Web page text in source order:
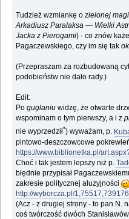
Tudzież wzmiankę ozielonej
Arkadiusz Paralaksa — Wielki
Jacka z Pierogami) - co znów
Pagaczewskiego, czy im się tak
(Przepraszam za rozbudowaną
podobieństw nie dało rady.)
Edit:
Poguglaniu widzę, że otwarte
wspominam o tym pierwszy, a i z
nie wyprzedził*) wyważam, p.
pintowo-deszczowcowe
https://www.biblionetka.pl/
Choć i tak jestem lepszy niż p.
błędnie przypisał
zakresie politycznej aluzyjności
http://wyborcza.pl/
(Acz - z drugiej strony - to pan N.
coś twórczość dwóch